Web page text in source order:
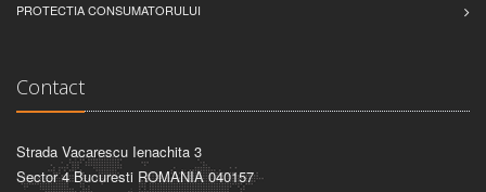
PROTECTIA CONSUMATORULUI
Contact
Strada Vacarescu Ienachita 3
Sector 4 Bucuresti ROMANIA 040157